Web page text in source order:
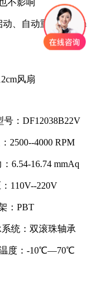
、自动重启、pwm
风扇
：DF12038B22V
4000 RPM
16.74 mmAq
220V
PBT
滚珠轴承
-10℃―70℃